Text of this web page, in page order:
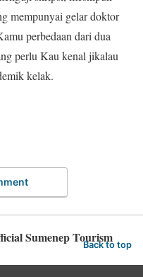
mempunyai gelar doktor
perbedaan dari dua
perlu Kau kenal jikalau
kelak.
Sumenep Tourism
Back to top